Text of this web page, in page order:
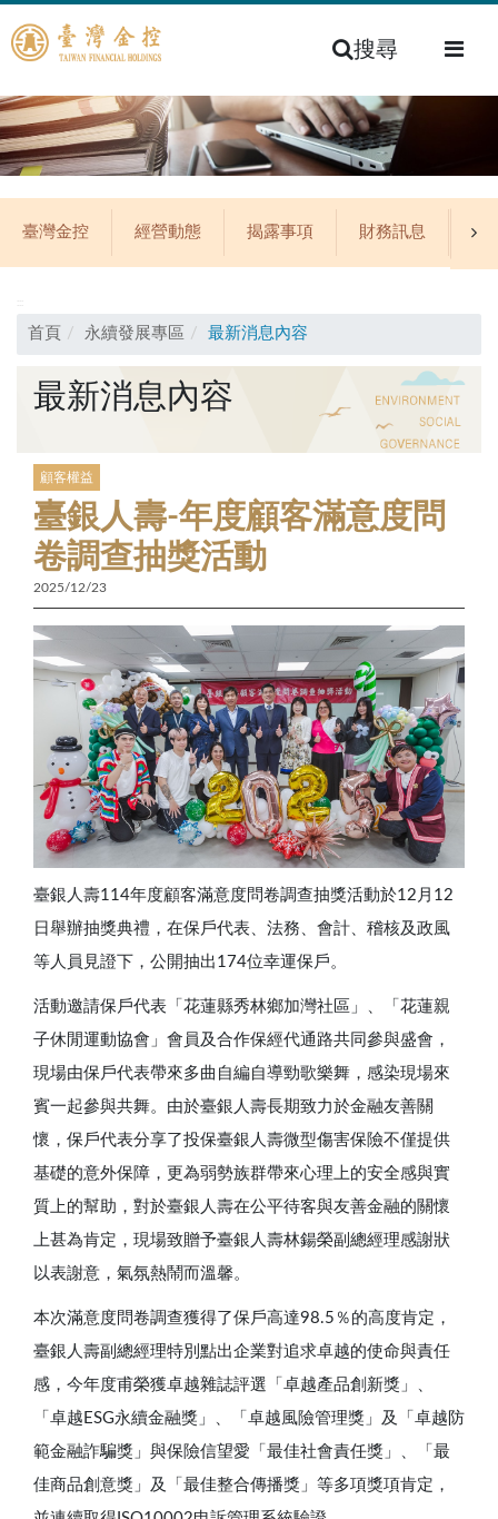
搜尋
臺灣金控 經營動態 揭露事項 財務訊息 公
首頁 永續發展專區 最新消息內容
最新消息內容
顧客權益
臺銀人壽-年度顧客滿意度問
卷調查抽獎活動
2025/12/23
臺銀人壽114年度顧客滿意度問卷調查抽獎活動於12月12
日舉辦抽獎典禮，在保戶代表、法務、會計、稽核及政風
等人員見證下，公開抽出174位幸運保戶。
活動邀請保戶代表「花蓮縣秀林鄉加灣社區」、「花蓮親
子休閒運動協會」會員及合作保經代通路共同參與盛會，
現場由保戶代表帶來多曲自編自導勁歌樂舞，感染現場來
賓一起參與共舞。由於臺銀人壽長期致力於金融友善關
懷，保戶代表分享了投保臺銀人壽微型傷害保險不僅提供
基礎的意外保障，更為弱勢族群帶來心理上的安全感與實
質上的幫助，對於臺銀人壽在公平待客與友善金融的關懷
上甚為肯定，現場致贈予臺銀人壽林鍚榮副總經理感謝狀
以表謝意，氣氛熱鬧而溫馨。
本次滿意度問卷調查獲得了保戶高達98.5％的高度肯定，
臺銀人壽副總經理特別點出企業對追求卓越的使命與責任
感，今年度甫榮獲卓越雜誌評選「卓越產品創新獎」、
「卓越ESG永續金融獎」、「卓越風險管理獎」及「卓越防
範金融詐騙獎」與保險信望愛「最佳社會責任獎」、「最
佳商品創意獎」及「最佳整合傳播獎」等多項獎項肯定，